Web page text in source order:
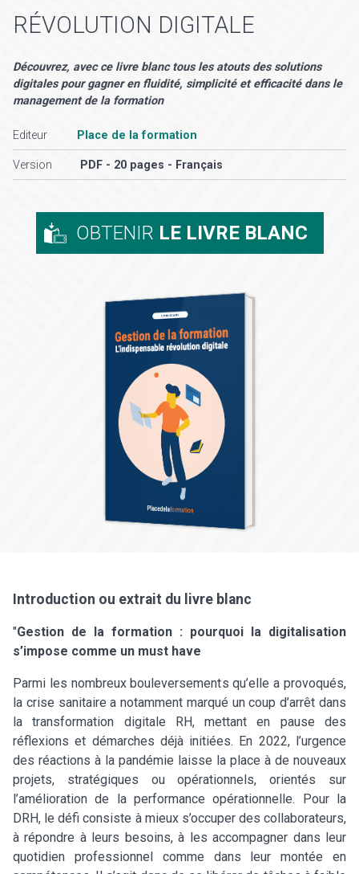
RÉVOLUTION DIGITALE
Découvrez, avec ce livre blanc tous les atouts des solutions
digitales pour gagner en fluidité, simplicité et efficacité dans le
management de la formation
Editeur Place de la formation
Version PDF - 20 pages - Français
OBTENIR LE LIVRE BLANC
Introduction ou extrait du livre blanc
"Gestion de la formation : pourquoi la digitalisation
s’impose comme un must have
Parmi les nombreux bouleversements qu’elle a provoqués,
la crise sanitaire a notamment marqué un coup d’arrêt dans
la transformation digitale RH, mettant en pause des
réflexions et démarches déjà initiées. En 2022, l’urgence
des réactions à la pandémie laisse la place à de nouveaux
projets, stratégiques ou opérationnels, orientés sur
l’amélioration de la performance opérationnelle. Pour la
DRH, le défi consiste à mieux s’occuper des collaborateurs,
à répondre à leurs besoins, à les accompagner dans leur
quotidien professionnel comme dans leur montée en